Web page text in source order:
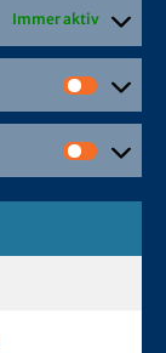
Immer aktiv